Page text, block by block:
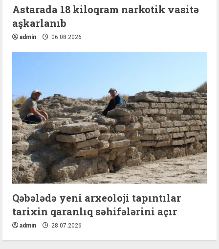
Astarada 18 kiloqram narkotik vasitə
aşkarlanıb
admin 06.08.2026
Qəbələdə yeni arxeoloji tapıntılar
tarixin qaranlıq səhifələrini açır
admin 28.07.2026